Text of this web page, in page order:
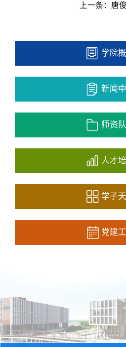
上一条： 唐俊
学院
新闻
师资
人才
学子
党建